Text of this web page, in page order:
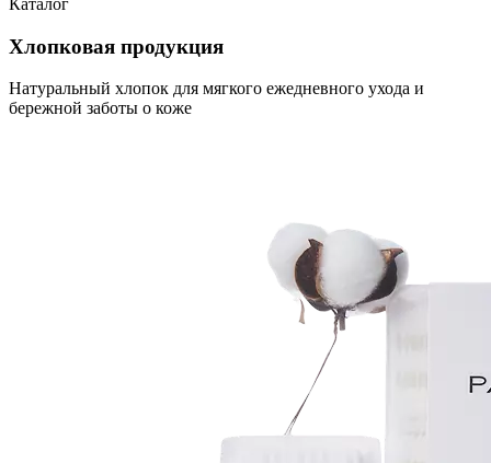
Хлопковая продукция
Натуральный хлопок для мягкого ежедневного ухода и
бережной заботы о коже